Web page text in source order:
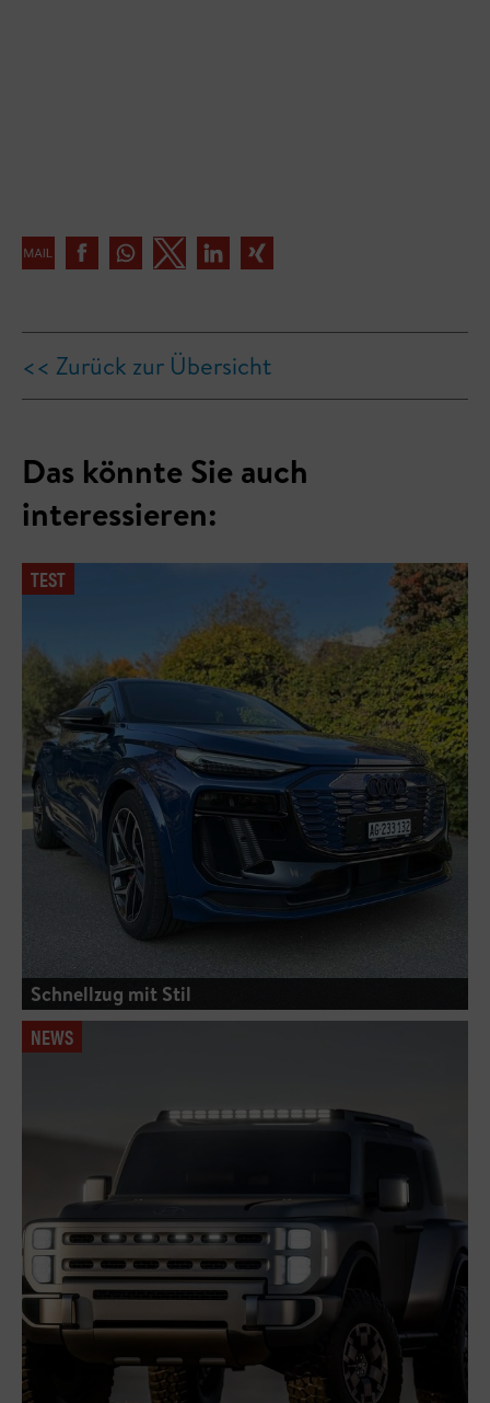
<< Zurück zur Übersicht
Das könnte Sie auch
interessieren:
TEST
Schnellzug mit Stil
NEWS